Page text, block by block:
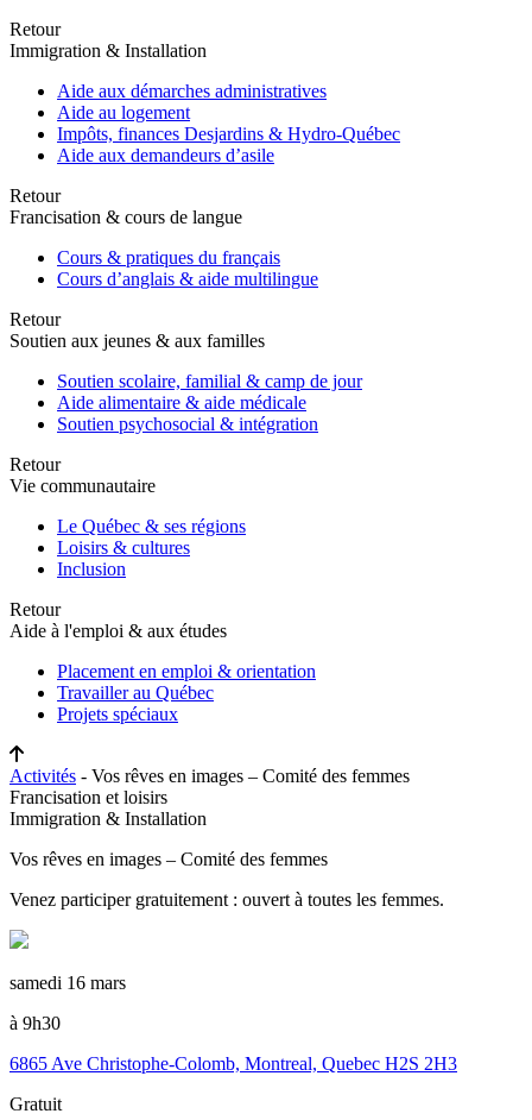
Retour
Immigration & Installation
Aide aux démarches administratives
Aide au logement
Impôts, finances Desjardins & Hydro-Québec
Aide aux demandeurs d’asile
Retour
Francisation & cours de langue
Cours & pratiques du français
Cours d’anglais & aide multilingue
Retour
Soutien aux jeunes & aux familles
Soutien scolaire, familial & camp de jour
Aide alimentaire & aide médicale
Soutien psychosocial & intégration
Retour
Vie communautaire
Le Québec & ses régions
Loisirs & cultures
Inclusion
Retour
Aide à l'emploi & aux études
Placement en emploi & orientation
Travailler au Québec
Projets spéciaux
Activités - Vos rêves en images – Comité des femmes
Francisation et loisirs
Immigration & Installation
Vos rêves en images – Comité des femmes
Venez participer gratuitement : ouvert à toutes les femmes.
samedi 16 mars
à 9h30
6865 Ave Christophe-Colomb, Montreal, Quebec H2S 2H3
Gratuit